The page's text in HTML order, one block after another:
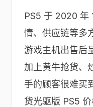
PS5 于 2020 年
情、供应链等多
游戏主机出售后
加上黄牛抢货、
手的顾客很难买
货光驱版 PS5